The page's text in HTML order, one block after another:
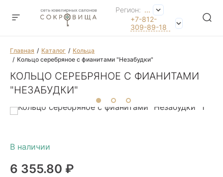
Регион: ...
+7-812-
309-89-18
Главная Каталог
Кольца
Кольцо серебряное с фианитами "Незабудки"
КОЛЬЦО СЕРЕБРЯНОЕ С ФИАНИТАМИ
"НЕЗАБУДКИ"
6 355.80 ₽